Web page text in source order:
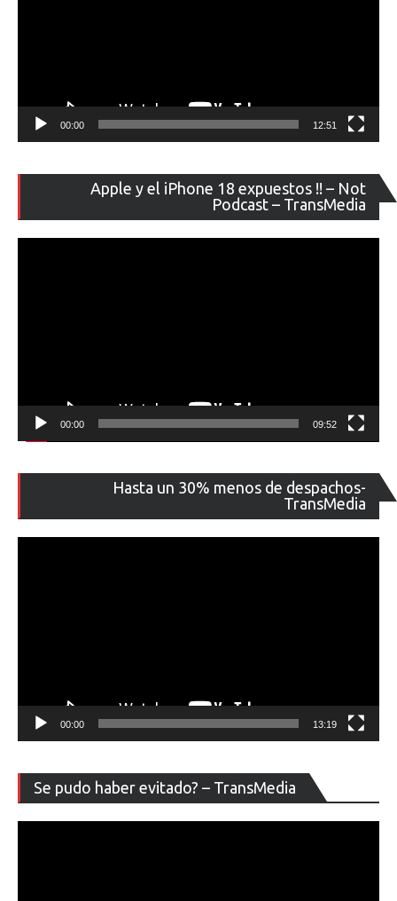
00:00 12:51
Apple y el iPhone 18 expuestos !! – Not
Podcast – TransMedia
de
00:00 09:52
Hasta un 30% menos de despachos-
TransMedia
de
00:00 13:19
Se pudo haber evitado? – TransMedia
de